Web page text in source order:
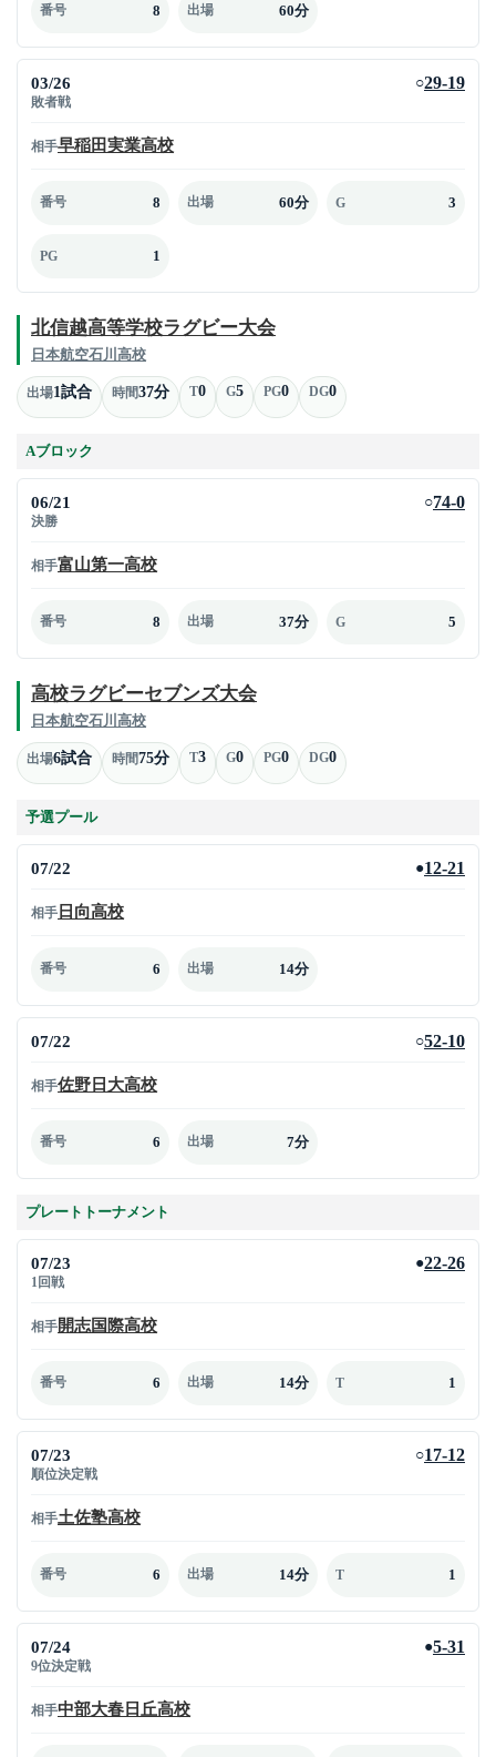
番号 8 出場 60分
03/26
敗者戦
○29-19
相手早稲田実業高校
番号 8 出場 60分 G 3
PG 1
北信越高等学校ラグビー大会
日本航空石川高校
出場1試合 時間37分 T0 G5 PG0 DG0
Aブロック
06/21
決勝
○74-0
相手富山第一高校
番号 8 出場 37分 G 5
高校ラグビーセブンズ大会
日本航空石川高校
出場6試合 時間75分 T3 G0 PG0 DG0
予選プール
07/22 ●12-21
相手 日向高校
番号 6 出場 14分
07/22 ○52-10
相手佐野日大高校
番号 6 出場 7分
プレートトーナメント
07/23
1回戦
●22-26
相手開志国際高校
番号 6 出場 14分 T 1
07/23
順位決定戦
○17-12
相手土佐塾高校
番号 6 出場 14分 T 1
07/24
9位決定戦
●5-31
相手中部大春日丘高校